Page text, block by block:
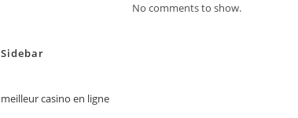
No comments to show.
Sidebar
meilleur casino en ligne